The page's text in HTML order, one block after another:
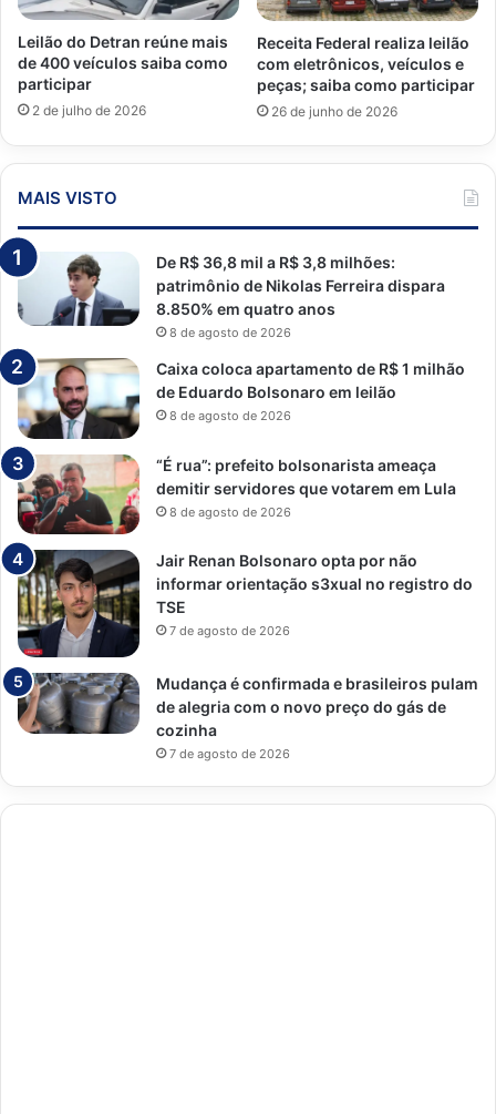
Leilão do Detran reúne mais
de 400 veículos saiba como
participar
2 de julho de 2026
Receita Federal realiza leilão
com eletrônicos, veículos e
peças; saiba como participar
26 de junho de 2026
MAIS VISTO
De R$ 36,8 mil a R$ 3,8 milhões:
patrimônio de Nikolas Ferreira dispara
8.850% em quatro anos
8 de agosto de 2026
Caixa coloca apartamento de R$ 1 milhão
de Eduardo Bolsonaro em leilão
8 de agosto de 2026
“É rua”: prefeito bolsonarista ameaça
demitir servidores que votarem em Lula
8 de agosto de 2026
Jair Renan Bolsonaro opta por não
informar orientação s3xual no registro do
TSE
7 de agosto de 2026
Mudança é confirmada e brasileiros pulam
de alegria com o novo preço do gás de
cozinha
7 de agosto de 2026